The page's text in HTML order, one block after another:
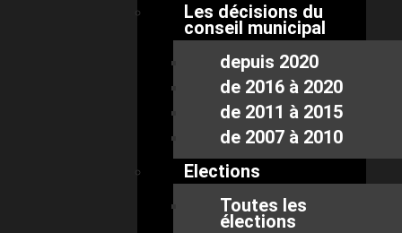
Les décisions du
conseil municipal
depuis 2020
de 2016 à 2020
de 2011 à 2015
de 2007 à 2010
Elections
Toutes les
élections